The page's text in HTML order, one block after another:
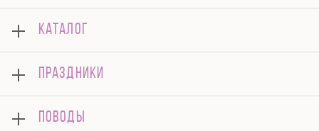
Оплата
Отзывы
Гарантии
Доставка
Корпоративным клиентам
Вопросы и ответы
КАТАЛОГ
Розы
Композиции
Комнатные
Подарки
ПРАЗДНИКИ
14 февраля
ПОВОДЫ